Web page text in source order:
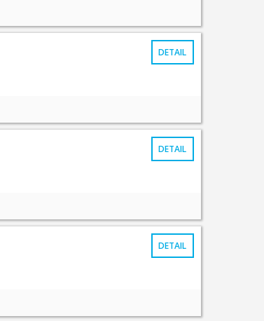
DETAIL
DETAIL
DETAIL